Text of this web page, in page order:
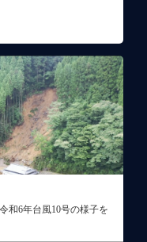
和6年台風10号の様子を